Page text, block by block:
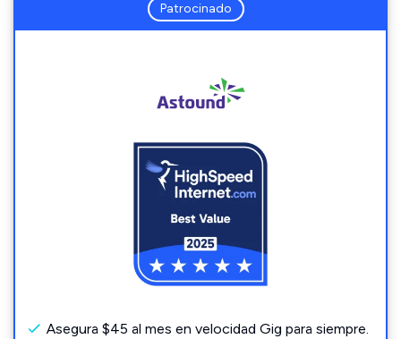
Patrocinado
Asegura $45 al mes en velocidad Gig para siempre.